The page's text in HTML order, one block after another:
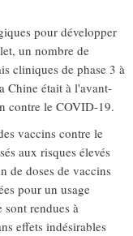
pour développer
un nombre de
cliniques de phase 3 à
Chine était à l'avant-
contre le COVID-19.
vaccins contre le
aux risques élevés
de doses de vaccins
pour un usage
sont rendues à
effets indésirables